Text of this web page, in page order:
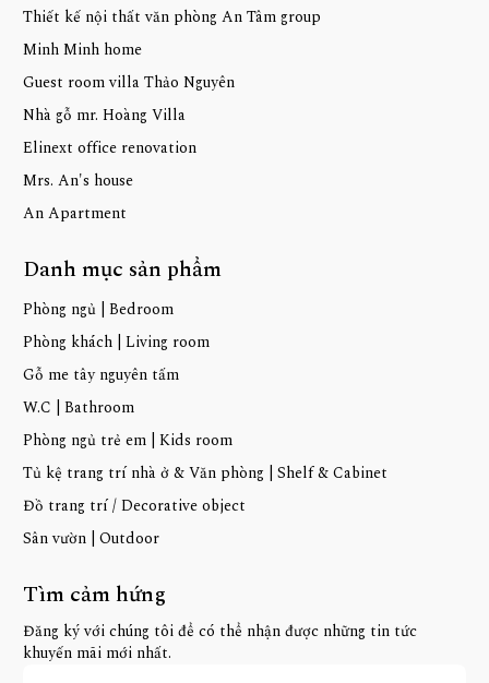
Thiết kế nội thất văn phòng An Tâm group
Minh Minh home
Guest room villa Thảo Nguyên
Nhà gỗ mr. Hoàng Villa
Elinext office renovation
Mrs. An's house
An Apartment
Danh mục sản phẩm
Phòng ngủ | Bedroom
Phòng khách | Living room
Gỗ me tây nguyên tấm
W.C | Bathroom
Phòng ngủ trẻ em | Kids room
Tủ kệ trang trí nhà ở & Văn phòng | Shelf & Cabinet
Đồ trang trí / Decorative object
Sân vườn | Outdoor
Tìm cảm hứng
Đăng ký với chúng tôi để có thể nhận được những tin tức
khuyến mãi mới nhất.